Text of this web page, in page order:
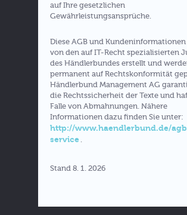
auf Ihre gesetzlichen
Gewährleistungsansprüche.
Diese AGB und
von den auf IT-Recht spezialisierten
des Händlerbundes erstellt und
permanent auf Rechtskonformität
Händlerbund Management AG
die Rechtssicherheit der Texte und
Falle von Abmahnungen. Nähere
Informationen dazu finden Sie unter:
http://www.haendlerbund.de/
service .
Stand 8. 1. 2026